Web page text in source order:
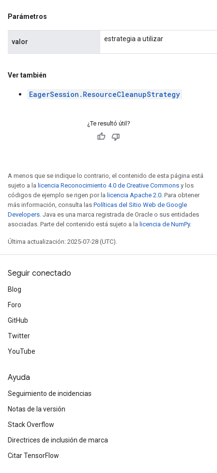
Parámetros
valor estrategia a utilizar
Ver también
EagerSession.ResourceCleanupStrategy
¿Te resultó útil?
A menos que se indique lo contrario, el contenido de esta página está
sujeto a la licencia Reconocimiento 4.0 de Creative Commons y los
códigos de ejemplo se rigen por la licencia Apache 2.0. Para obtener
más información, consulta las Políticas del Sitio Web de Google
Developers. Java es una marca registrada de Oracle o sus entidades
asociadas. Parte del contenido está sujeto a la licencia de NumPy.
Última actualización: 2025-07-28 (UTC).
Seguir conectado
Blog
Foro
GitHub
Twitter
YouTube
Ayuda
Seguimiento de incidencias
Notas de la versión
Stack Overflow
Directrices de inclusión de marca
Citar TensorFlow